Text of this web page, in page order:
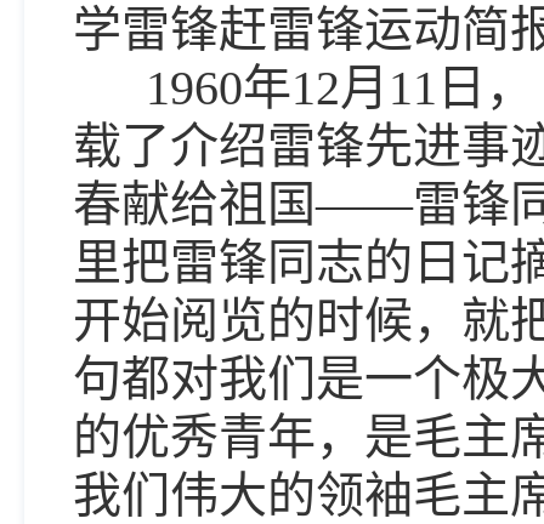
学雷锋赶雷锋运动简
1960年12月11日，
载了介绍雷锋先进事
春献给祖国——雷锋
里把雷锋同志的日记
开始阅览的时候，就
句都对我们是一个极
的优秀青年，是毛主
我们伟大的领袖毛主